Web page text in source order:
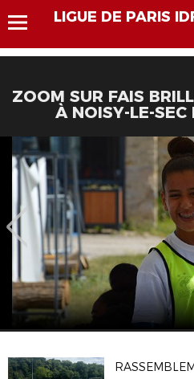
LIGUE DE PARIS
ZOOM SUR FAIS
À NOISY-LE-SEC